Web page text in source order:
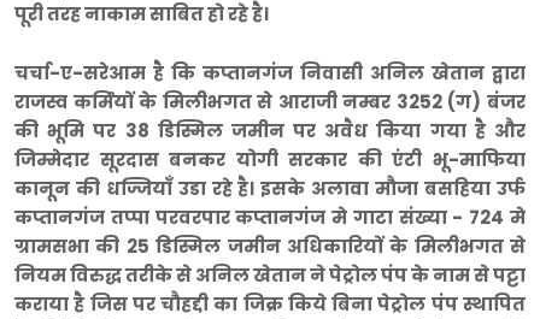
पूरी तरह नाकाम साबित हो रहे है।
चर्चा-ए-सरेआम है कि कप्तानगंज निवासी अनिल खेतान द्वारा
राजस्व कर्मियों के मिलीभगत से आराजी नम्बर 3252 (ग) बंजर
की भूमि पर 38 डिस्मिल जमीन पर अवैध किया गया है और
जिम्मेदार सूरदास बनकर योगी सरकार की एंटी भू-माफिया
कानून की धज्जियाँ उडा रहे है। इसके अलावा मौजा बसहिया उर्फ
कप्तानगंज तप्पा परवरपार कप्तानगंज मे गाटा संख्या - 724 मे
ग्रामसभा की 25 डिस्मिल जमीन अधिकारियों के मिलीभगत से
नियम विरुद्ध तरीके से अनिल खेतान ने पेट्रोल पंप के नाम से पट्टा
कराया है जिस पर चौहद्दी का जिक्र किये बिना पेट्रोल पंप स्थापित